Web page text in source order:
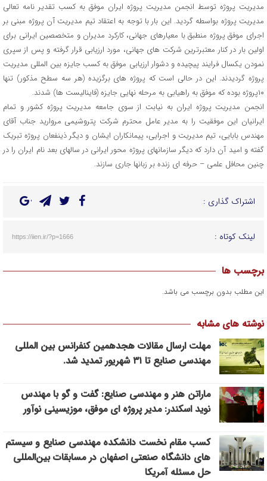
مدیریت پروژه توسط انجمن مدیریت پروژه ایران موفق به کسب تقدیر نامه تعالی
مدیریت پروژه بواسطه گردید. این بار با توجه به اعتقاد تیم مدیریت آن پروژه مبنی بر
اجرای موفق پروژه منطبق با معیارهای جهانی، کارکرد مدیران و متخصصین ایرانی برای
اولین بار در کنار معتبرترین شرکت های جهانی، مورد ارزیابی قرار گرفته و پس از سپری
نمودن یکسال فرایند پیچیده و دشوار ارزیابی موفق به کسب جایزه بین المللی مدیریت
پروژه گردیدند. این در حالی است که پروژه های برگزیده (هر سه سطح مذکور) تنها
۱۰پروژه بوده که موفق به راهیابی به مرحله نهایی جایزه (فاینالیست ها) شدند.
انجمن مدیریت پروژه ایران به نیابت از سوی جامعه مدیریت پروژه کشور و تمام
ایرانیان این موفقیت را به مدیر عامل محترم شرکت پتروشیمی مروارید جناب آقای
مهندس بابایی، تیم مدیریت و اجرایی، پیمانکاران ایشان و دیگر ذینفعان پروژه تبریک
گفته و امید آن دارد که دیگر سازمانهای پروژه محور ایرانی در سالهای بعد نام ایران را در
چنین محافل علمی – حرفه ای زنده بر زبانها جاری سازند.
اشتراک گذاری :
لینک کوتاه : https://iien.ir/?p=1666
برچسب ها
این مطلب بدون برچسب می باشد.
نوشته های مشابه
مهلت ارسال مقالات هجدهمین کنفرانس بین المللی
مهندسی صنایع تا ۳۱ شهریور تمدید شد.
ماراتن هنر و مهندسی صنایع: گفت و گو با مهندس
نوید اسکندر: مدیر پروژه ای موفق، موزیسینی نوآور
کسب مقام نخست دانشکده مهندسی صنایع و سیستم
های دانشگاه صنعتی اصفهان در مسابقات بین‌المللی
حل مسئله آمریکا